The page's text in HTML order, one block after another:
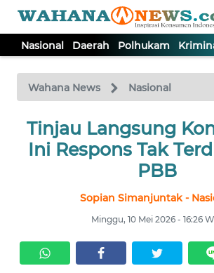
Nasional Daerah Polhukam
Wahana News Nasional
Tinjau Langsung
Ini Respons Tak
PBB
Sopian Simanjuntak -
Minggu, 10 Mei 2026 - 16:26
TV
Tutup
NASIONAL
KRIMINAL